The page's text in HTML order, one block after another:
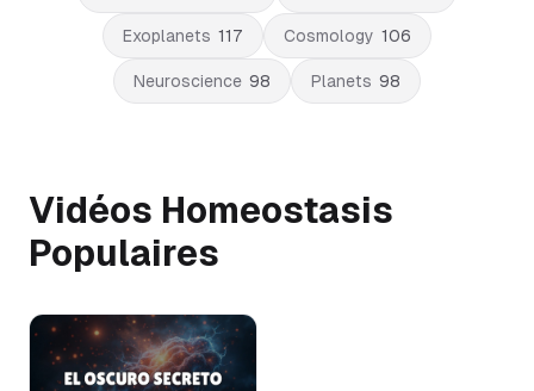
Exoplanets 117 Cosmology 106
Neuroscience 98 Planets 98
Vidéos Homeostasis
Populaires